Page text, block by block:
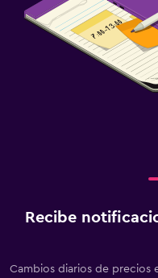
Recibe
Cambios diarios de precios